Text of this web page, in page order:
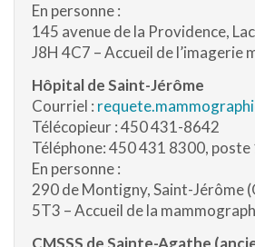
En personne :
145 avenue de la Providence,
J8H 4C7 – Accueil de l’imagerie
Hôpital de Saint-Jérôme
Courriel :
Télécopieur : 450 431-8642
Téléphone: 450 431 8300, poste
En personne :
290 de Montigny, Saint-Jérôme
5T3 – Accueil de la
CMSSS de Sainte-Agathe